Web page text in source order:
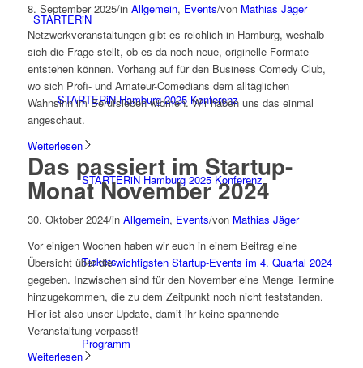
STARTERiN
STARTERiN Hamburg 2025 Konferenz
STARTERiN Hamburg 2025 Konferenz
Tickets
Programm
8. September 2025/in Allgemein, Events/von Mathias Jäger
Netzwerkveranstaltungen gibt es reichlich in Hamburg, weshalb
sich die Frage stellt, ob es da noch neue, originelle Formate
entstehen können. Vorhang auf für den Business Comedy Club,
wo sich Profi- und Amateur-Comedians dem alltäglichen
Wahnsinn im Berufsleben widmen. Wir haben uns das einmal
angeschaut.
Weiterlesen
Das passiert im Startup-
Monat November 2024
30. Oktober 2024/in Allgemein, Events/von Mathias Jäger
Vor einigen Wochen haben wir euch in einem Beitrag eine
Übersicht über diewichtigsten Startup-Events im 4. Quartal 2024
gegeben. Inzwischen sind für den November eine Menge Termine
hinzugekommen, die zu dem Zeitpunkt noch nicht feststanden.
Hier ist also unser Update, damit ihr keine spannende
Veranstaltung verpasst!
Weiterlesen